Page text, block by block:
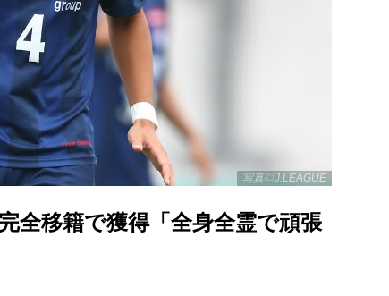
写真◎J.LEAGUE
全移籍で獲得「全身全霊で頑張